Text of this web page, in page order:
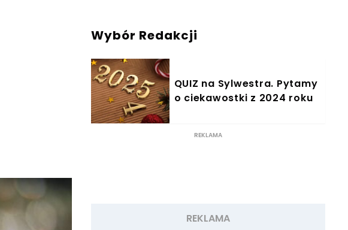
Wybór Redakcji
QUIZ na Sylwestra. Pytamy
o ciekawostki z 2024 roku